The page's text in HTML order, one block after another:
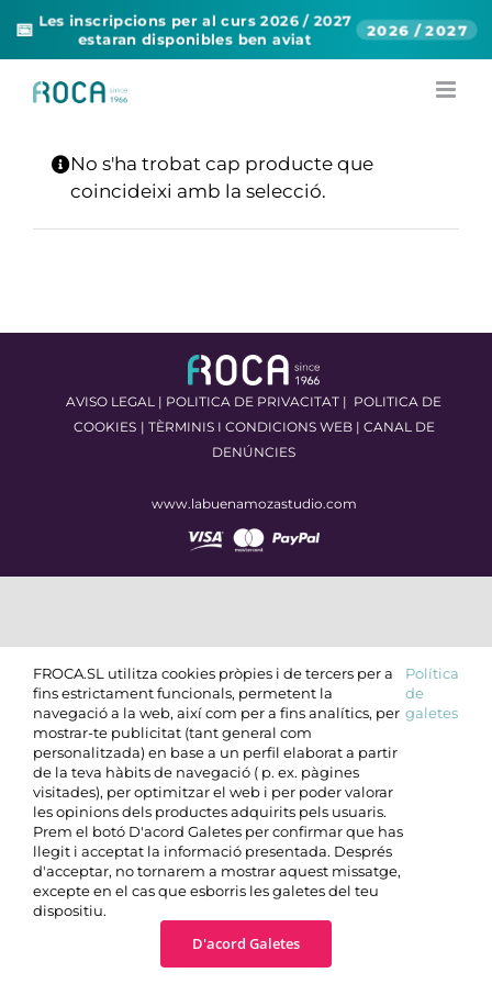
📅 Les inscripcions per al curs 2026 / 2027
estaran disponibles ben aviat
2026 / 2027
No s'ha trobat cap producte que
coincideixi amb la selecció.
AVISO LEGAL | POLITICA DE PRIVACITAT | POLITICA DE
COOKIES | TÈRMINIS I CONDICIONS WEB| CANAL DE
DENÚNCIES
www.labuenamozastudio.com
FROCA.SL utilitza cookies pròpies i de tercers per a
fins estrictament funcionals, permetent la
navegació a la web, així com per a fins analítics, per
mostrar-te publicitat (tant general com
personalitzada) en base a un perfil elaborat a partir
de la teva hàbits de navegació ( p. ex. pàgines
visitades), per optimitzar el web i per poder valorar
les opinions dels productes adquirits pels usuaris.
Prem el botó D'acord Galetes per confirmar que has
llegit i acceptat la informació presentada. Després
d'acceptar, no tornarem a mostrar aquest missatge,
excepte en el cas que esborris les galetes del teu
dispositiu.
Política
de
galetes
D'acord Galetes